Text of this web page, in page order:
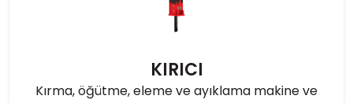
KIRICI
Kırma, öğütme, eleme ve ayıklama makine ve